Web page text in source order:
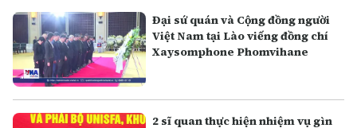
Đại sứ quán và Cộng đồng người
Việt Nam tại Lào viếng đồng chí
Xaysomphone Phomvihane
2 sĩ quan thực hiện nhiệm vụ gìn